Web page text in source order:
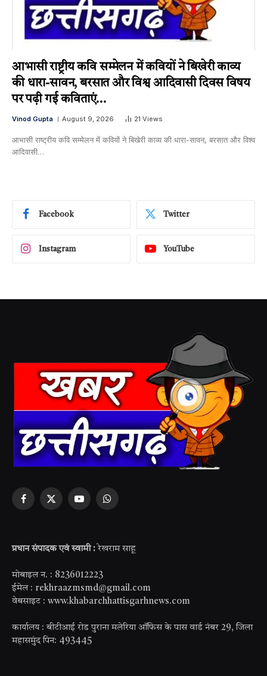
आभासी राष्ट्रीय कवि सम्मेलन में कवियों ने बिखेरी काव्य
की धारा-सावन, बरसात और विश्व आदिवासी दिवस विषय
पर पढ़ी गई कविताएं…
Vinod Gupta August 9, 2026 21 Views
आभासी राष्ट्रीय कवि सम्मेलन में कवियों ने बिखेरी काव्य की धारा-सावन, बरसात और विश्व
आदिवासी…
Facebook Twitter
Instagram YouTube
Facebook
X
YouTubeWhatsApp
प्रधान संपादक एवं स्वामी : रेखराम साहू
मोबाइल न. : 8236012223
ईमेल : rekhraazmsmd@gmail.com
वेबसाइट : www.khabarchhattisgarhnews.com
कार्यालय : बीटीआई रोड पुराना मलेरिया ऑफिस के पास वार्ड नंबर 29, जिला
महासमुंद पिन: 493445